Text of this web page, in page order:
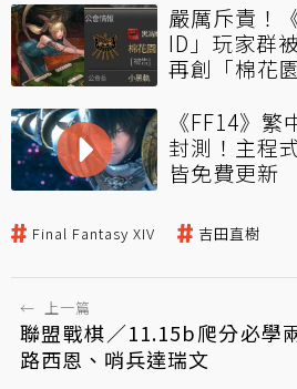
嚴厲斥責！
ID」玩家群
再創「棉花
《FF14》
封測！主程
皆免費更新
Final Fantasy XIV 吉田直樹
← 上一篇
聯盟戰棋／11.15b爬分必學
路西恩、哨兵達瑞文